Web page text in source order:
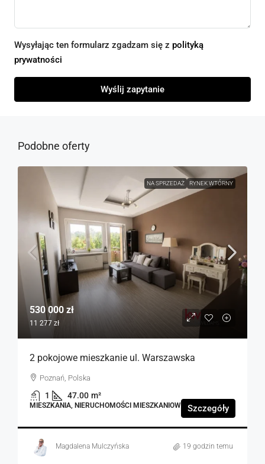
Wysyłając ten formularz zgadzam się z polityką
prywatności
Wyślij zapytanie
Podobne oferty
NA SPRZEDAŻ RYNEK WTÓRNY
530 000 zł
11 277 zł
2 pokojowe mieszkanie ul. Warszawska
Poznań, Polska
1 47.00 m²
MIESZKANIA, NIERUCHOMOŚCI MIESZKANIOWE Szczegóły
Magdalena Mulczyńska 19 godzin temu